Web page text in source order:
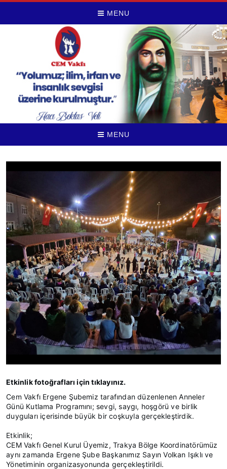
MENU
MENU
Etkinlik fotoğrafları için tıklayınız.
Cem Vakfı Ergene Şubemiz tarafından düzenlenen Anneler
Günü Kutlama Programını; sevgi, saygı, hoşgörü ve birlik
duyguları içerisinde büyük bir coşkuyla gerçekleştirdik.
Etkinlik;
CEM Vakfı Genel Kurul Üyemiz, Trakya Bölge Koordinatörümüz
aynı zamanda Ergene Şube Başkanımız Sayın Volkan Işıklı ve
Yönetiminin organizasyonunda gerçekleştirildi.